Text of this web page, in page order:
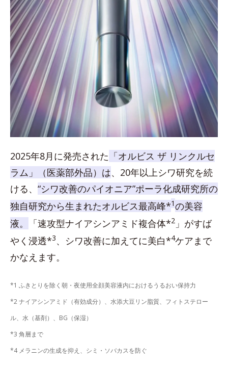
2025年8月に発売された 「オルビス ザ リンクルセ
ラム」（医薬部外品）は、20年以上シワ研究を続
ける、 “シワ改善のパイオニア”ポーラ化成研究所の
独自研究から生まれたオルビス最高峰*1の美容
液。
「速攻型ナイアシンアミド複合体*2 」がすば
やく浸透*3、シワ改善に加えてに美白*4ケアまで
かなえます。
*1 ふきとりを除く朝・夜使用全顔美容液内におけるうるおい保持力
*2 ナイアシンアミド（有効成分）、水添大豆リン脂質、フィトステロー
ル、水（基剤）、BG（保湿）
*3 角層まで
*4 メラニンの生成を抑え、シミ・ソバカスを防ぐ